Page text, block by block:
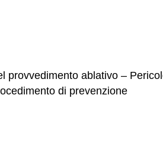
provvedimento ablativo –
di prevenzione